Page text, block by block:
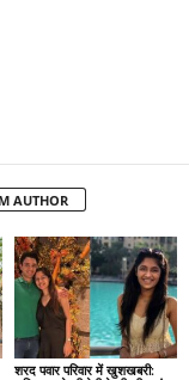
AUTHOR
शरद पवार परिवार में खुशखबरी: